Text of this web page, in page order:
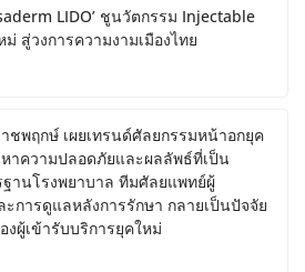
LIDO’ ชูนวัตกรรม Injectable
ม่ สู่วงการความงามเมืองไทย
ชพฤกษ์ เผยเทรนด์ศัลยกรรมหน้าอกยุค
าความปลอดภัยและผลลัพธ์ที่เป็น
านโรงพยาบาล ทีมศัลยแพทย์ผู้
การดูแลหลังการรักษา กลายเป็นปัจจัย
ผู้เข้ารับบริการยุคใหม่